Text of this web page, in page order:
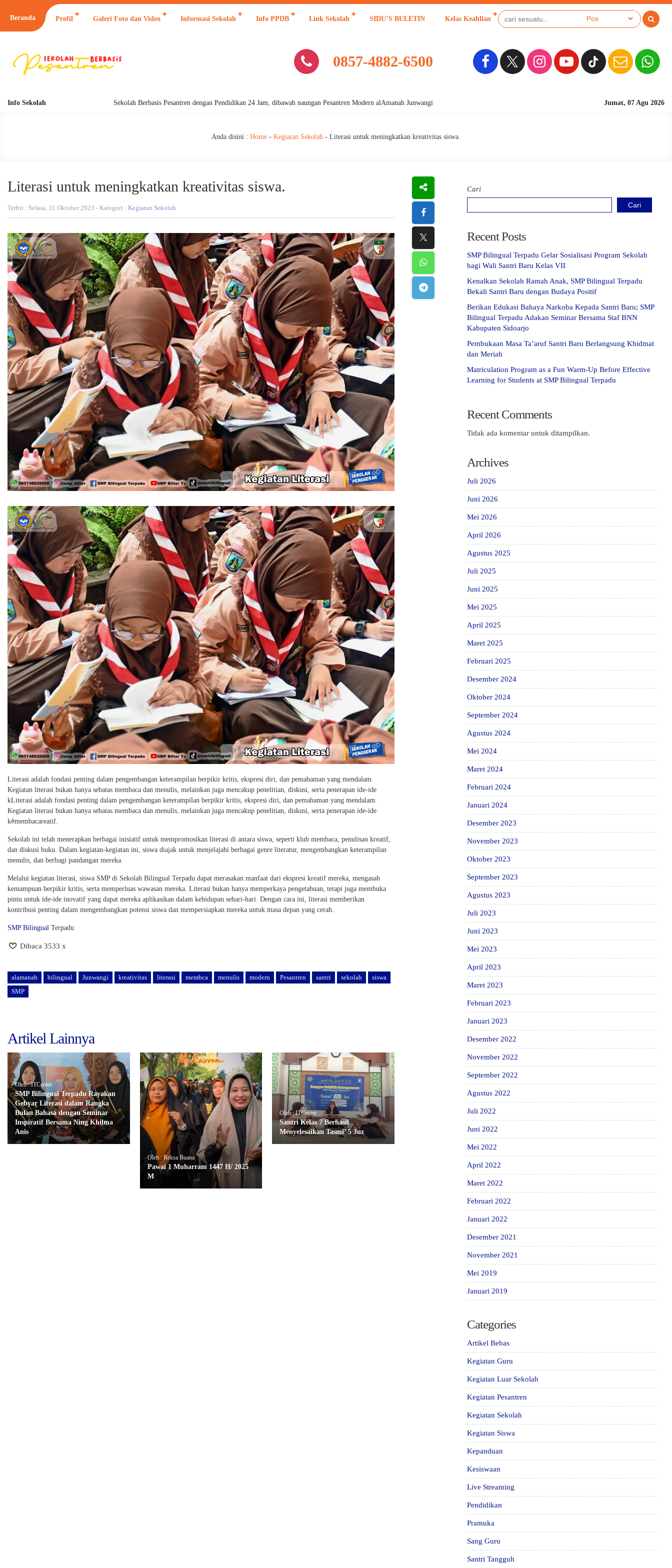
Beranda Profil Galeri Foto dan Video Informasi Sekolah Info PPDB Link Sekolah SIDU’S BULETIN Kelas Keahlian
0857-4882-6500
Info Sekolah Jumat, 07 Agu 2026
Sekolah Berbasis
Sekolah Berbasis Pesantren dengan Pendidikan 24 Jam, dibawah naungan Pesantren Modern alAmanah Junwangi
Anda disini : Home - Kegiatan Sekolah - Literasi untuk meningkatkan kreativitas siswa.
Literasi untuk meningkatkan kreativitas siswa.
Terbit : Selasa, 31 Oktober 2023 - Kategori : Kegiatan Sekolah
Literasi adalah fondasi penting dalam pengembangan keterampilan berpikir kritis, ekspresi diri, dan pemahaman yang mendalam.
Kegiatan literasi bukan hanya sebatas membaca dan menulis, melainkan juga mencakup penelitian, diskusi, serta penerapan ide-ide
kLiterasi adalah fondasi penting dalam pengembangan keterampilan berpikir kritis, ekspresi diri, dan pemahaman yang mendalam.
Kegiatan literasi bukan hanya sebatas membaca dan menulis, melainkan juga mencakup penelitian, diskusi, serta penerapan ide-ide
k#membacareatif.
Sekolah ini telah menerapkan berbagai inisiatif untuk mempromosikan literasi di antara siswa, seperti klub membaca, penulisan kreatif,
dan diskusi buku. Dalam kegiatan-kegiatan ini, siswa diajak untuk menjelajahi berbagai genre literatur, mengembangkan keterampilan
menulis, dan berbagi pandangan mereka.
Melalui kegiatan literasi, siswa SMP di Sekolah Bilingual Terpadu dapat merasakan manfaat dari ekspresi kreatif mereka, mengasah
kemampuan berpikir kritis, serta memperluas wawasan mereka. Literasi bukan hanya memperkaya pengetahuan, tetapi juga membuka
pintu untuk ide-ide inovatif yang dapat mereka aplikasikan dalam kehidupan sehari-hari. Dengan cara ini, literasi memberikan
kontribusi penting dalam mengembangkan potensi siswa dan mempersiapkan mereka untuk masa depan yang cerah.
SMP Bilingual Terpadu
Dibaca 3533 x
alamanah bilingual Junwangi kreativitas literasi membca menulis modern Pesantren santri sekolah
siswa
SMP
Artikel Lainnya
Oleh : ITCenter
SMP Bilingual Terpadu Rayakan
Gebyar Literasi dalam Rangka
Bulan Bahasa dengan Seminar
Inspiratif Bersama Ning Khilma
Anis
Oleh : Reksa Buana
Pawai 1 Muharram 1447 H/ 2025
M
Oleh : ITCenter
Santri Kelas 7 Berhasil
Menyelesaikan Tasmi’ 5 Juz
Cari
Cari
Recent Posts
SMP Bilingual Terpadu Gelar Sosialisasi Program Sekolah
bagi Wali Santri Baru Kelas VII
Kenalkan Sekolah Ramah Anak, SMP Bilingual Terpadu
Bekali Santri Baru dengan Budaya Positif
Berikan Edukasi Bahaya Narkoba Kepada Santri Baru; SMP
Bilingual Terpadu Adakan Seminar Bersama Staf BNN
Kabupaten Sidoarjo
Pembukaan Masa Ta’aruf Santri Baru Berlangsung Khidmat
dan Meriah
Matriculation Program as a Fun Warm-Up Before Effective
Learning for Students at SMP Bilingual Terpadu
Recent Comments
Tidak ada komentar untuk ditampilkan.
Archives
Juli 2026
Juni 2026
Mei 2026
April 2026
Agustus 2025
Juli 2025
Juni 2025
Mei 2025
April 2025
Maret 2025
Februari 2025
Desember 2024
Oktober 2024
September 2024
Agustus 2024
Mei 2024
Maret 2024
Februari 2024
Januari 2024
Desember 2023
November 2023
Oktober 2023
September 2023
Agustus 2023
Juli 2023
Juni 2023
Mei 2023
April 2023
Maret 2023
Februari 2023
Januari 2023
Desember 2022
November 2022
September 2022
Agustus 2022
Juli 2022
Juni 2022
Mei 2022
April 2022
Maret 2022
Februari 2022
Januari 2022
Desember 2021
November 2021
Mei 2019
Januari 2019
Categories
Artikel Bebas
Kegiatan Guru
Kegiatan Luar Sekolah
Kegiatan Pesantren
Kegiatan Sekolah
Kegiatan Siswa
Kepanduan
Kesiswaan
Live Streaming
Pendidikan
Pramuka
Sang Guru
Santri Tangguh